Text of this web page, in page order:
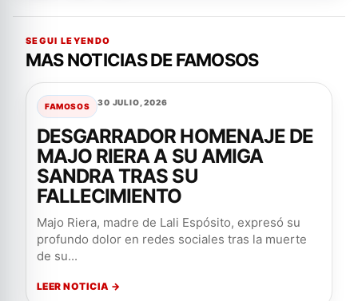
SEGUI LEYENDO
MAS NOTICIAS DE FAMOSOS
FAMOSOS 30 JULIO, 2026
DESGARRADOR HOMENAJE DE
MAJO RIERA A SU AMIGA
SANDRA TRAS SU
FALLECIMIENTO
Majo Riera, madre de Lali Espósito, expresó su
profundo dolor en redes sociales tras la muerte
de su...
LEER NOTICIA →